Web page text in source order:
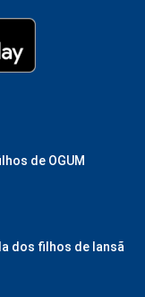
de OGUM
dos filhos de Iansã